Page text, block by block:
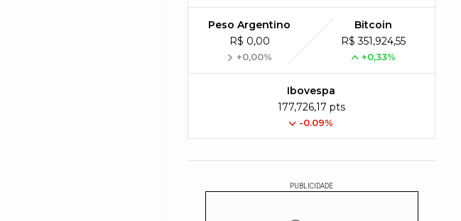
Peso Argentino
R$ 0,00
+0,00%
Bitcoin
R$ 351,924,55
+0,33%
Ibovespa
177,726,17 pts
-0.09%
PUBLICIDADE